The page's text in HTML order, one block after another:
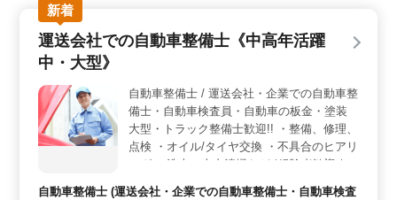
い方のご応募をお待ちしています。 ＜業務内容＞
会計入力や決算書作成補助、税務書類作成補助など会計
事務所の業務全般に携わります。また総務業務も含ま
れ、オフィス全体の運営に貢献します。経験を積んだ方
にとって、やりがいのある業務が待っています。 ＜
給与・福利厚生＞ 年収350万円〜500万円と安定した給
与水準が期待できます。福利厚生も充実しており、雇
用・労災・健康・厚生がしっかりと整っています。さら
に週休2日制や有給休暇など働きやすい環境が整っていま
新着
運送会社での自動車整備士《中高年活躍
中・大型》
自動車整備士 / 運送会社・企業での自動車整
備士・自動車検査員・自動車の板金・塗装
大型・トラック整備士歓迎!! ・整備、修理、
点検 ・オイル/タイヤ交換 ・不具合のヒアリ
ング ・洗車、車内清掃など *経験者歓迎 *中
途入社積極採用
自動車整備士 (運送会社・企業での自動車整備士・自動車検査